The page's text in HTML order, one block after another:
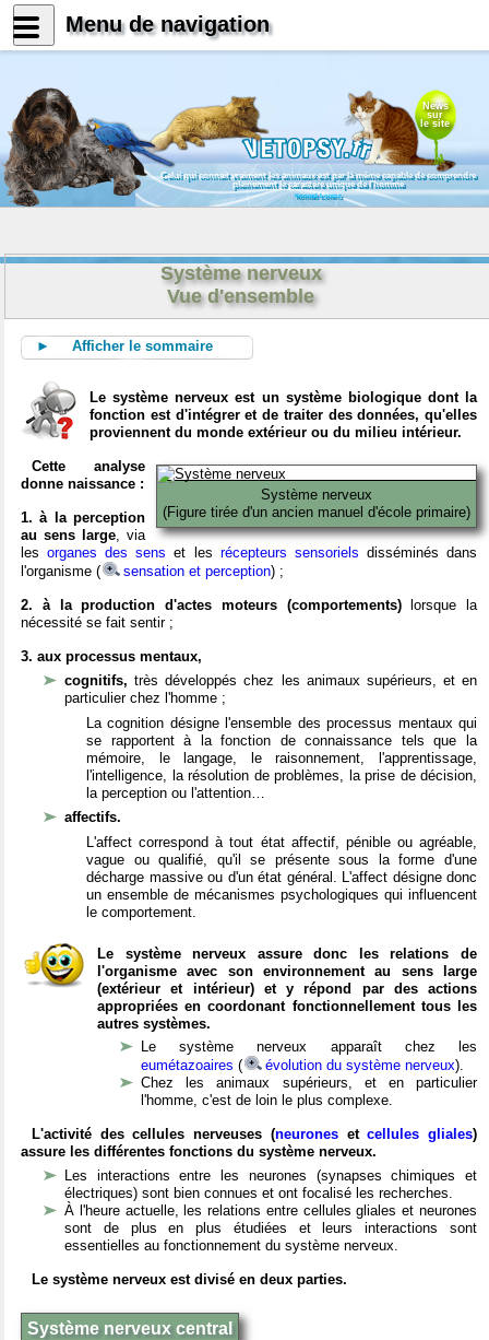
News
sur
le site
Celui qui connait vraiment les animaux est par là même capable de comprendre
pleinement le caractère unique de l'homme
Konrad Lorenz
Système nerveux
Vue d'ensemble
► Afficher le sommaire
Le système nerveux est un système biologique dont la
fonction est d'intégrer et de traiter des données, qu'elles
proviennent du monde extérieur ou du milieu intérieur.
Système nerveux
(Figure tirée d'un ancien manuel d'école primaire)
Cette analyse
donne naissance :
1. à la perception
au sens large, via
lesorganes des sens et les récepteurs sensoriels disséminés dans
l'organisme (
sensation et perception) ;
2. à la production d'actes moteurs (comportements)lorsque la
nécessité se fait sentir ;
3. aux processus mentaux,
cognitifs,très développés chez les animaux supérieurs, et en
particulier chez l'homme ;
La cognition désigne l'ensemble des processus mentaux qui
se rapportent à la fonction de connaissance tels que la
mémoire, le langage, le raisonnement, l'apprentissage,
l'intelligence, la résolution de problèmes, la prise de décision,
la perception ou l'attention…
affectifs.
L'affect correspond à tout état affectif, pénible ou agréable,
vague ou qualifié, qu'il se présente sous la forme d'une
décharge massive ou d'un état général. L'affect désigne donc
un ensemble de mécanismes psychologiques qui influencent
le comportement.
Le système nerveux assure donc les relations de
l'organisme avec son environnement au sens large
(extérieur et intérieur) et y répond par des actions
appropriées en coordonant fonctionnellement tous les
autres systèmes.
Le système nerveux apparaît chez les
eumétazoaires ( évolution du système nerveux).
Chez les animaux supérieurs, et en particulier
l'homme, c'est de loin le plus complexe.
L'activité des cellules nerveuses (neuronesetcellules gliales)
assure les différentes fonctions du système nerveux.
Les interactions entre les neurones (synapses chimiques et
électriques) sont bien connues et ont focalisé les recherches.
À l'heure actuelle, les relations entre cellules gliales et neurones
sont de plus en plus étudiées et leurs interactions sont
essentielles au fonctionnement du système nerveux.
Le système nerveux est divisé en deux parties.
Système nerveux central
Menu de navigation